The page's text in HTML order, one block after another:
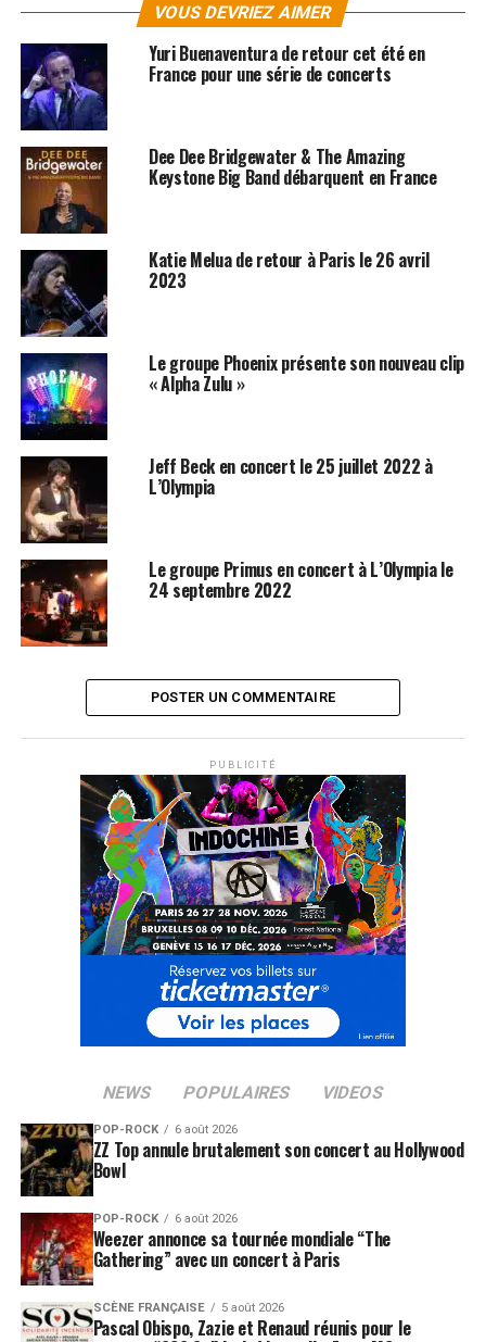
SUJETS ASSOCIÉS: KATIE MELUA OLYMPIA
VOUS DEVRIEZ AIMER
Yuri Buenaventura de retour cet été en
France pour une série de concerts
Dee Dee Bridgewater & The Amazing
Keystone Big Band débarquent en France
Katie Melua de retour à Paris le 26 avril
2023
Le groupe Phoenix présente son nouveau clip
« Alpha Zulu »
Jeff Beck en concert le 25 juillet 2022 à
L’Olympia
Le groupe Primus en concert à L’Olympia le
24 septembre 2022
POSTER UN COMMENTAIRE
PUBLICITÉ
NEWS POPULAIRES VIDEOS
POP-ROCK 6 août 2026
ZZ Top annule brutalement son concert au Hollywood
Bowl
POP-ROCK 6 août 2026
Weezer annonce sa tournée mondiale “The
Gathering” avec un concert à Paris
SCÈNE FRANÇAISE 5 août 2026
Pascal Obispo, Zazie et Renaud réunis pour le